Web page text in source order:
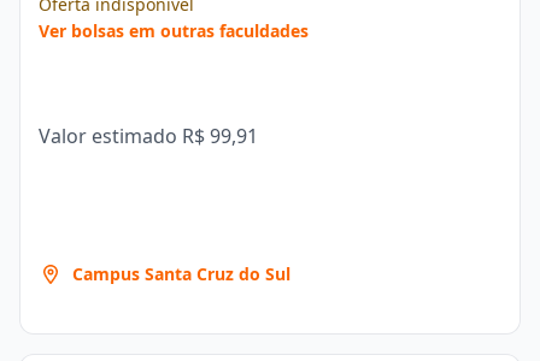
Ver bolsas em outras faculdades
Valor estimado R$ 99,91
Campus Santa Cruz do Sul